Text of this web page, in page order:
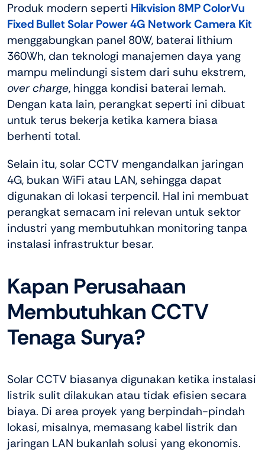
Produk modern seperti Hikvision 8MP ColorVu
Fixed Bullet Solar Power 4G Network Camera Kit
menggabungkan panel 80W, baterai lithium
360Wh, dan teknologi manajemen daya yang
mampu melindungi sistem dari suhu ekstrem,
over charge, hingga kondisi baterai lemah.
Dengan kata lain, perangkat seperti ini dibuat
untuk terus bekerja ketika kamera biasa
berhenti total.
Selain itu, solar CCTV mengandalkan jaringan
4G, bukan WiFi atau LAN, sehingga dapat
digunakan di lokasi terpencil. Hal ini membuat
perangkat semacam ini relevan untuk sektor
industri yang membutuhkan monitoring tanpa
instalasi infrastruktur besar.
Kapan Perusahaan
Membutuhkan CCTV
Tenaga Surya?
Solar CCTV biasanya digunakan ketika instalasi
listrik sulit dilakukan atau tidak efisien secara
biaya. Di area proyek yang berpindah-pindah
lokasi, misalnya, memasang kabel listrik dan
jaringan LAN bukanlah solusi yang ekonomis.